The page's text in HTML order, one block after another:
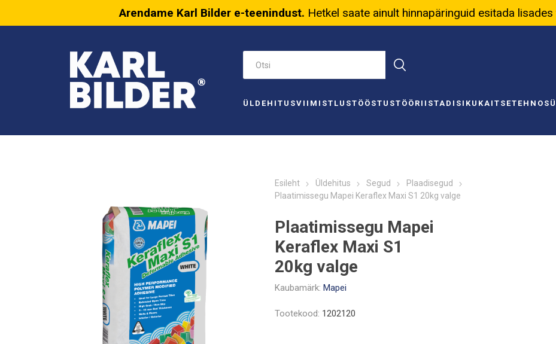
Arendame Karl Bilder e-teenindust. Hetkel saate ainult hinnapäringuid esitada
ÜLDEHITUSVIIMISTLUSTÖÖSTUSTÖÖRIISTAD ISIKUKAITSE
Esileht Üldehitus Segud
Plaadisegud
Plaatimissegu Mapei Keraflex Maxi S1 20kg valge
Plaatimissegu Mapei
Keraflex Maxi S1
20kg valge
Kaubamärk: Mapei
Tootekood: 1202120